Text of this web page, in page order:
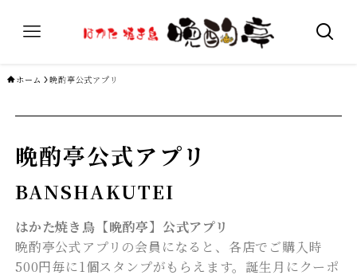
ホーム 晩酌亭公式アプリ
晩酌亭公式アプリ
BANSHAKUTEI
はかた焼き鳥【晩酌亭】公式アプリ
晩酌亭公式アプリの会員になると、各店でご購入時
500円毎に1個スタンプがもらえます。誕生月にクーポ